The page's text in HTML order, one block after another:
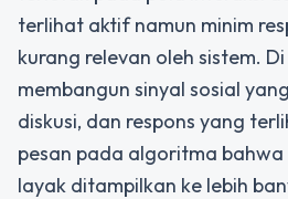
terlihat aktif namun minim
kurang relevan oleh sistem.
membangun sinyal sosial
diskusi, dan respons yang
pesan pada algoritma
layak ditampilkan ke lebih